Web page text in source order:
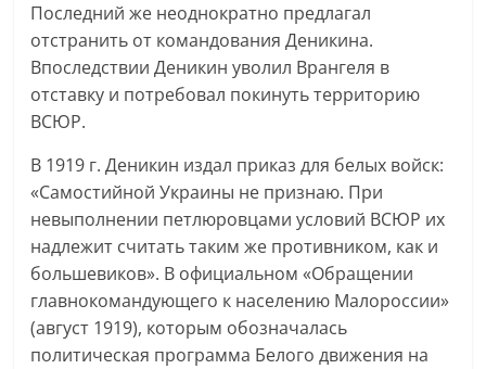
Последний же неоднократно предлагал
отстранить от командования Деникина.
Впоследствии Деникин уволил Врангеля в
отставку и потребовал покинуть территорию
ВСЮР.
В 1919 г. Деникин издал приказ для белых войск:
«Самостийной Украины не признаю. При
невыполнении петлюровцами условий ВСЮР их
надлежит считать таким же противником, как и
большевиков». В официальном «Обращении
главнокомандующего к населению Малороссии»
(август 1919), которым обозначалась
политическая программа Белого движения на